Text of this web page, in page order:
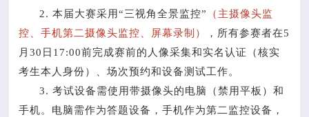
2. 本届大赛采用“三视角全景监控”
（主摄像头监
控、手机第二摄像头监控、屏幕录制）
，所有参赛者在5
月30日17:00前完成赛前的人像采集和实名认证（核实
考生本人身份）、场次预约和设备测试工作。
3. 考试设备需使用带摄像头的电脑（禁用平板）和
手机。电脑需作为答题设备，手机作为第二监控设备，